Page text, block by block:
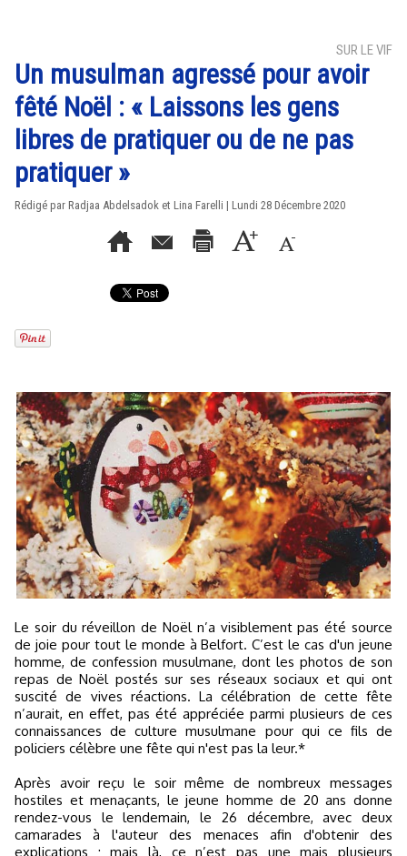
SUR LE VIF
Un musulman agressé pour avoir
fêté Noël : « Laissons les gens
libres de pratiquer ou de ne pas
pratiquer »
Rédigé par Radjaa Abdelsadok et Lina Farelli | Lundi 28 Décembre 2020
Le soir du réveillon de Noël n’a visiblement pas été source
de joie pour tout le monde à Belfort. C’est le cas d'un jeune
homme, de confession musulmane, dont les photos de son
repas de Noël postés sur ses réseaux sociaux et qui ont
suscité de vives réactions. La célébration de cette fête
n’aurait, en effet, pas été appréciée parmi plusieurs de ces
connaissances de culture musulmane pour qui ce fils de
policiers célèbre une fête qui n'est pas la leur.*
Après avoir reçu le soir même de nombreux messages
hostiles et menaçants, le jeune homme de 20 ans donne
rendez-vous le lendemain, le 26 décembre, avec deux
camarades à l'auteur des menaces afin d'obtenir des
explications ; mais là, ce n’est pas une mais plusieurs